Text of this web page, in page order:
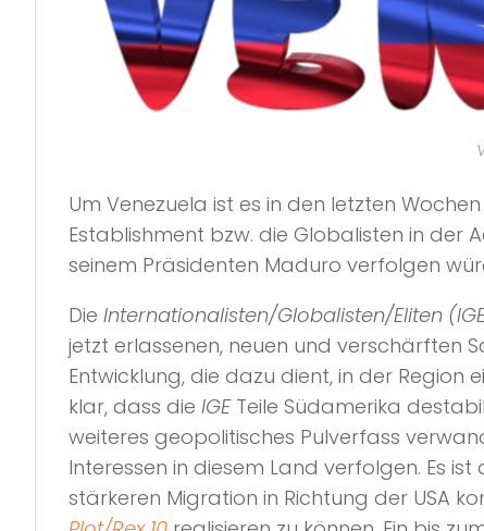
Um Venezuela ist es in den letzten
Establishment bzw. die Globalisten in der
seinem Präsidenten Maduro verfolgen
Die Internationalisten/Globalisten/Eliten
jetzt erlassenen, neuen und verschärften
Entwicklung, die dazu dient, in der Region
klar, dass die IGETeile Südamerika
weiteres geopolitisches Pulverfass
Interessen in diesem Land verfolgen. Es
stärkeren Migration in Richtung der USA